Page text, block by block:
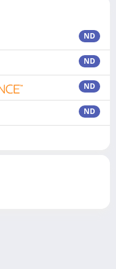
ND
ND
ND
ND